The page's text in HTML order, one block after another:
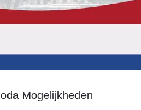
Mogelijkheden